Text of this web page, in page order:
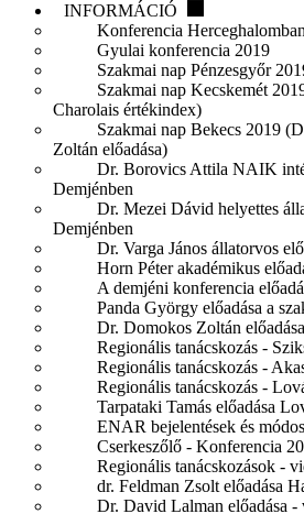
INFORMÁCIÓ
Konferencia Herceghalomban
Gyulai konferencia 2019
Szakmai nap Pénzesgyőr
Szakmai nap Kecskemét
Charolais értékindex)
Szakmai nap Bekecs 2019
Zoltán előadása)
Dr. Borovics Attila NAIK
Demjénben
Dr. Mezei Dávid helyettes
Demjénben
Dr. Varga János állatorvos
Horn Péter akadémikus
A demjéni konferencia
Panda György előadása a
Dr. Domokos Zoltán
Regionális tanácskozás -
Regionális tanácskozás -
Regionális tanácskozás -
Tarpataki Tamás előadása
ENAR bejelentések és
Cserkeszőlő - Konferencia
Regionális tanácskozások -
dr. Feldman Zsolt előadása
Dr. David Lalman előadása -